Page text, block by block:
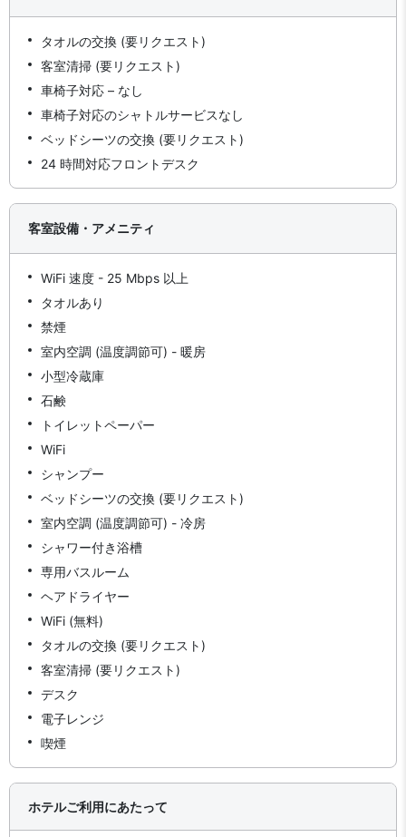
タオルの交換 (要リクエスト)
客室清掃 (要リクエスト)
車椅子対応 – なし
車椅子対応のシャトルサービスなし
ベッドシーツの交換 (要リクエスト)
24 時間対応フロントデスク
客室設備・アメニティ
WiFi 速度 - 25 Mbps 以上
タオルあり
禁煙
室内空調 (温度調節可) - 暖房
小型冷蔵庫
石鹸
トイレットペーパー
WiFi
シャンプー
ベッドシーツの交換 (要リクエスト)
室内空調 (温度調節可) - 冷房
シャワー付き浴槽
専用バスルーム
ヘアドライヤー
WiFi (無料)
タオルの交換 (要リクエスト)
客室清掃 (要リクエスト)
デスク
電子レンジ
喫煙
ホテルご利用にあたって